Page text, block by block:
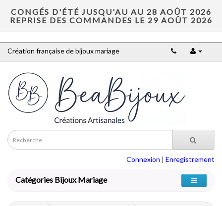
CONGÉS D'ÉTÉ JUSQU'AU AU 28 AOÛT 2026
REPRISE DES COMMANDES LE 29 AOÛT 2026
Création française de bijoux mariage
Connexion | Enregistrement
Catégories Bijoux Mariage